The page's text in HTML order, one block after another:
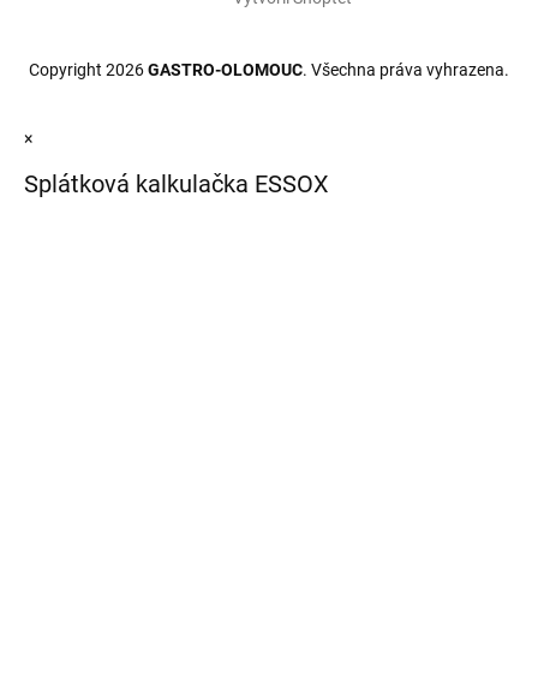
Copyright 2026GASTRO-OLOMOUC. Všechna práva vyhrazena.
×
Splátková kalkulačka ESSOX